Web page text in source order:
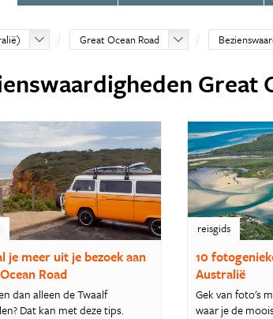
Great Ocean Road
Great
je meer uit je bezoek aan
Road
dan alleen de Twaalf
Dat kan met deze tips.
reisgids
10
Australië
Gek van foto's
waar je de